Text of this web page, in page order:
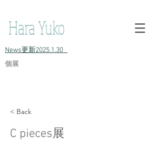
Hara Yuko
​News更新2025.1.30
​個展
< Back
C pieces展